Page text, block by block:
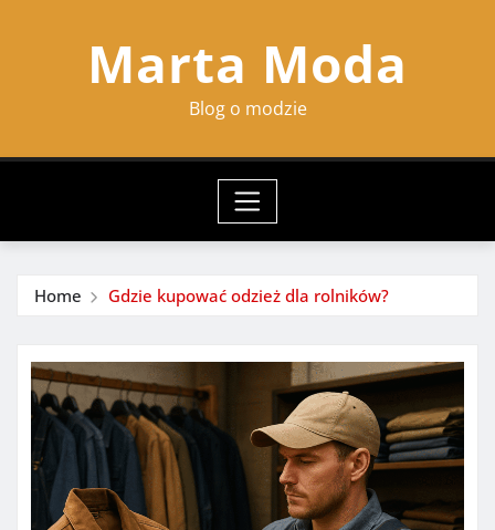
Marta Moda
Blog o modzie
Home Gdzie kupować odzież dla rolników?